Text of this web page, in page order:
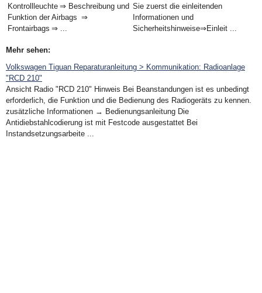
Kontrollleuchte ⇒ Beschreibung und
Funktion der Airbags ⇒
Frontairbags ⇒ ...
Sie zuerst die einleitenden
Informationen und
Sicherheitshinweise⇒Einleit ...
Mehr sehen:
Volkswagen Tiguan Reparaturanleitung > Kommunikation: Radioanlage
"RCD 210"
Ansicht Radio "RCD 210" Hinweis Bei Beanstandungen ist es unbedingt
erforderlich, die Funktion und die Bedienung des Radiogeräts zu kennen.
zusätzliche Informationen → Bedienungsanleitung Die
Antidiebstahlcodierung ist mit Festcode ausgestattet Bei
Instandsetzungsarbeite ...